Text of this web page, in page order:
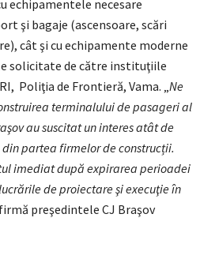
echipamentele necesare
şi bagaje (ascensoare, scări
cât şi cu echipamente moderne
solicitate de către instituţiile
Poliţia de Frontieră, Vama. „ Ne
terminalului de pasageri al
au suscitat un interes atât de
partea firmelor de construcții.
imediat după expirarea perioadei
de proiectare şi execuţie în
preşedintele CJ Braşov